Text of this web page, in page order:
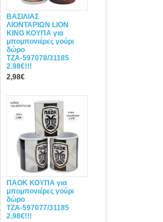
ΒΑΣΙΛΙΑΣ
ΛΙΟΝΤΑΡΙΩΝ LION
KING ΚΟΥΠΑ για
μπομπονιέρες γούρι
δώρο
ΤΖΑ-597078/31185
2.98€!!!
2,98€
ΠΑΟΚ ΚΟΥΠΑ για
μπομπονιέρες γούρι
δώρο
ΤΖΑ-597077/31185
2.98€!!!